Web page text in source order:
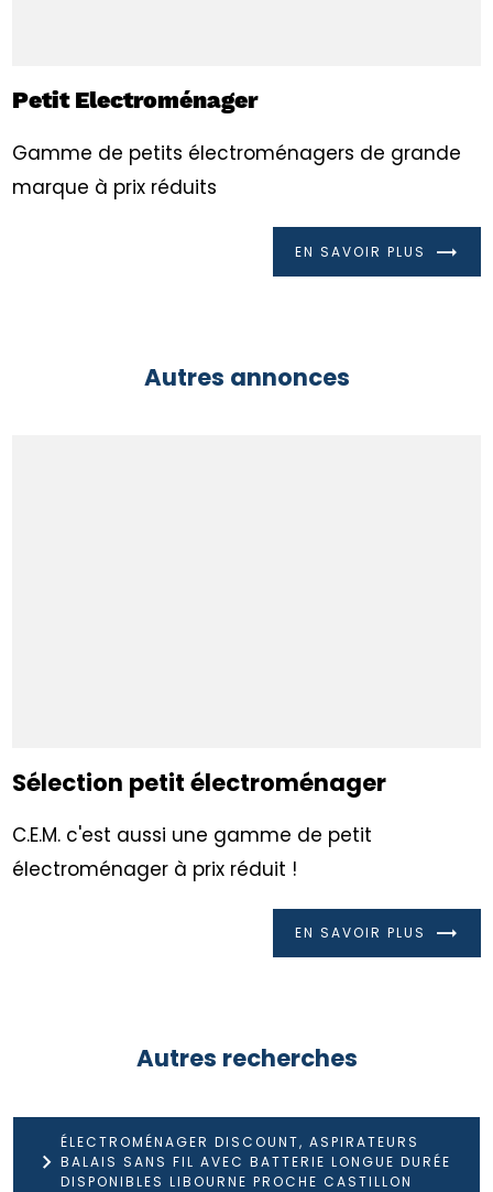
Petit Electroménager
Gamme de petits électroménagers de grande
marque à prix réduits
EN SAVOIR PLUS
Autres annonces
Sélection petit électroménager
C.E.M. c'est aussi une gamme de petit
électroménager à prix réduit !
EN SAVOIR PLUS
Autres recherches
ÉLECTROMÉNAGER DISCOUNT, ASPIRATEURS
BALAIS SANS FIL AVEC BATTERIE LONGUE DURÉE
DISPONIBLES LIBOURNE PROCHE CASTILLON